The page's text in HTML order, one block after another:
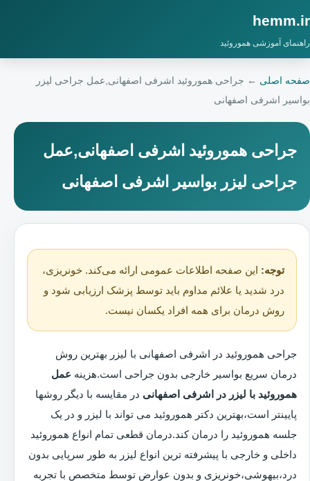
hemm.ir
راهنمای آموزشی هموروئید
صفحه اصلی ← جراحی هموروئید اشرفی اصفهانی,عمل جراحی لیزر
بواسیر اشرفی اصفهانی
جراحی هموروئید اشرفی اصفهانی,عمل
جراحی لیزر بواسیر اشرفی اصفهانی
توجه: این صفحه اطلاعات عمومی ارائه می‌کند. خونریزی،
درد شدید یا علائم مداوم باید توسط پزشک ارزیابی شود و
روش درمان برای همه افراد یکسان نیست.
جراحی هموروئید در اشرفی اصفهانی با لیزر بهترین روش
درمان سریع بواسیر خارجی بدون جراحی است.هزینه عمل
هموروئید با لیزر در اشرفی اصفهانی در مقایسه با دیگر روشها
پایینتر است،بهترین دکتر هموروئید می تواند با لیزر و در یک
جلسه هموروئید را درمان کند.درمان قطعی تمام انواع هموروئید
داخلی و خارجی با پیشرفته ترین انواع لیزر به طور سرپایی بدون
درد،بیهوشی،خونریزی و بدون عوارض توسط متخصص با تجربه